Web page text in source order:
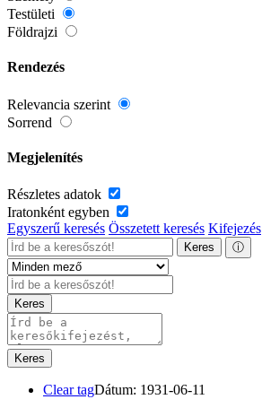
Testületi
Földrajzi
Rendezés
Relevancia szerint
Sorrend
Megjelenítés
Részletes adatok
Iratonként egyben
Egyszerű keresés Összetett keresés Kifejezés
Keres ⓘ
Keres
Keres
Clear tagDátum: 1931-06-11